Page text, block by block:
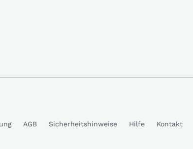
AGB Sicherheitshinweise Hilfe Kontakt